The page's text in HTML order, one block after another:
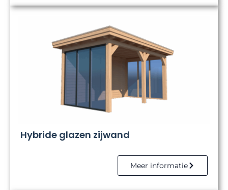
Hybride glazen zijwand
Meer informatie